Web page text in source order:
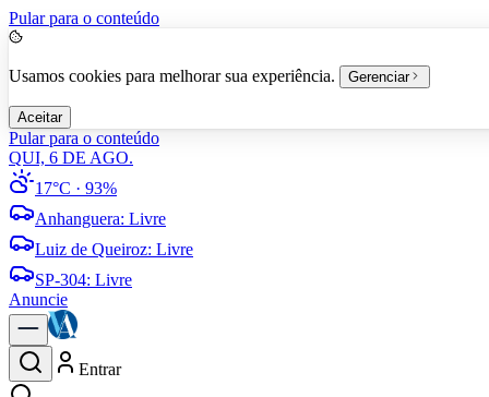
Pular para o conteúdo
Usamos cookies para melhorar sua experiência. Gerenciar
Aceitar
Pular para o conteúdo
QUI, 6 DE AGO.
17°C · 93%
Anhanguera: Livre
Luiz de Queiroz: Livre
SP-304: Livre
Anuncie
Entrar